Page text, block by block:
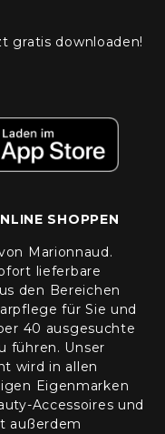
gratis downloaden!
SHOPPEN
Marionnaud.
lieferbare
den Bereichen
für Sie und
40 ausgesuchte
führen. Unser
wird in allen
Eigenmarken
Accessoires und
außerdem